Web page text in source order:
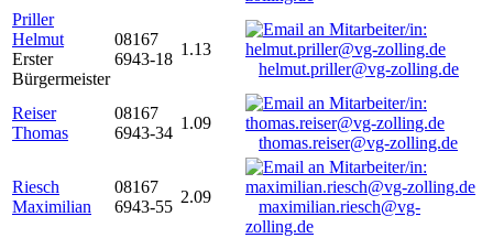
Priller
Helmut
Erster
Bürgermeister
08167
6943-18
1.13
helmut.priller@vg-zolling.de
Reiser
Thomas
08167
6943-34
1.09
thomas.reiser@vg-zolling.de
Riesch
Maximilian
08167
6943-55
2.09
maximilian.riesch@vg-
zolling.de